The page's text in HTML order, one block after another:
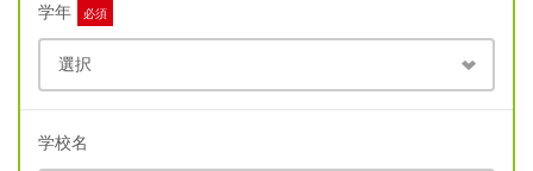
学年 必須
学校名